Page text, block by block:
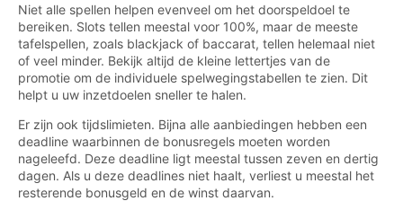
Niet alle spellen helpen evenveel om het doorspeldoel te
bereiken. Slots tellen meestal voor 100%, maar de meeste
tafelspellen, zoals blackjack of baccarat, tellen helemaal niet
of veel minder. Bekijk altijd de kleine lettertjes van de
promotie om de individuele spelwegingstabellen te zien. Dit
helpt u uw inzetdoelen sneller te halen.
Er zijn ook tijdslimieten. Bijna alle aanbiedingen hebben een
deadline waarbinnen de bonusregels moeten worden
nageleefd. Deze deadline ligt meestal tussen zeven en dertig
dagen. Als u deze deadlines niet haalt, verliest u meestal het
resterende bonusgeld en de winst daarvan.